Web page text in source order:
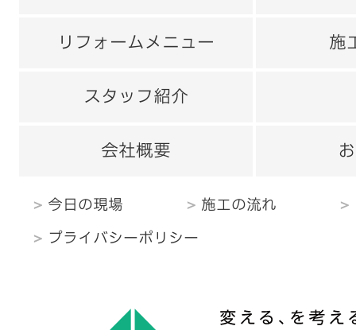
リフォームメニュー 施
スタッフ紹介
会社概要
今日の現場 施工の流れ
プライバシーポリシー